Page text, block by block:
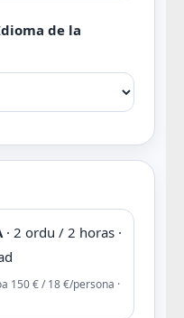
de la
· 2 ordu / 2 horas ·
150 € / 18 €/persona ·